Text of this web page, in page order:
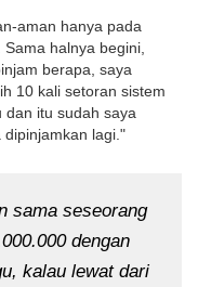
aman hanya pada
halnya begini,
berapa, saya
10 kali setoran sistem
dan itu sudah saya
lagi."
sama seseorang
dengan
kalau lewat dari